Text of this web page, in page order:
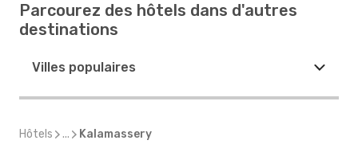
Parcourez des hôtels dans d'autres
destinations
Villes populaires
Hôtels ... Kalamassery